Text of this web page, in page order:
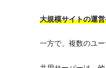
大規模サイトの運
一方で、複数のユ